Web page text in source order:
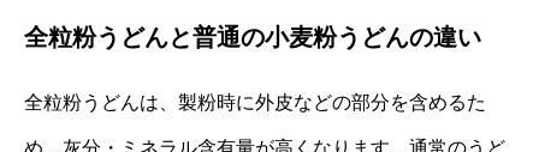
全粒粉うどんと普通の小麦粉うどんの違い
全粒粉うどんは、製粉時に外皮などの部分を含めるた
め、灰分・ミネラル含有量が高くなります。通常のうど